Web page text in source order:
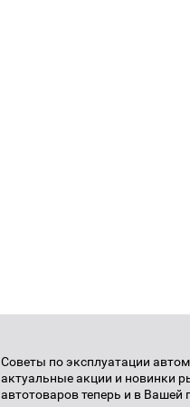
Советы по эксплуатации
актуальные акции и новинки
автотоваров теперь и в Вашей